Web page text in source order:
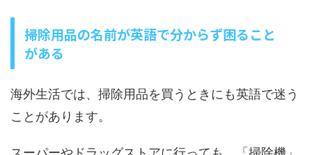
掃除用品の名前が英語で分からず困ること
がある
海外生活では、掃除用品を買うときにも英語で迷う
ことがあります。